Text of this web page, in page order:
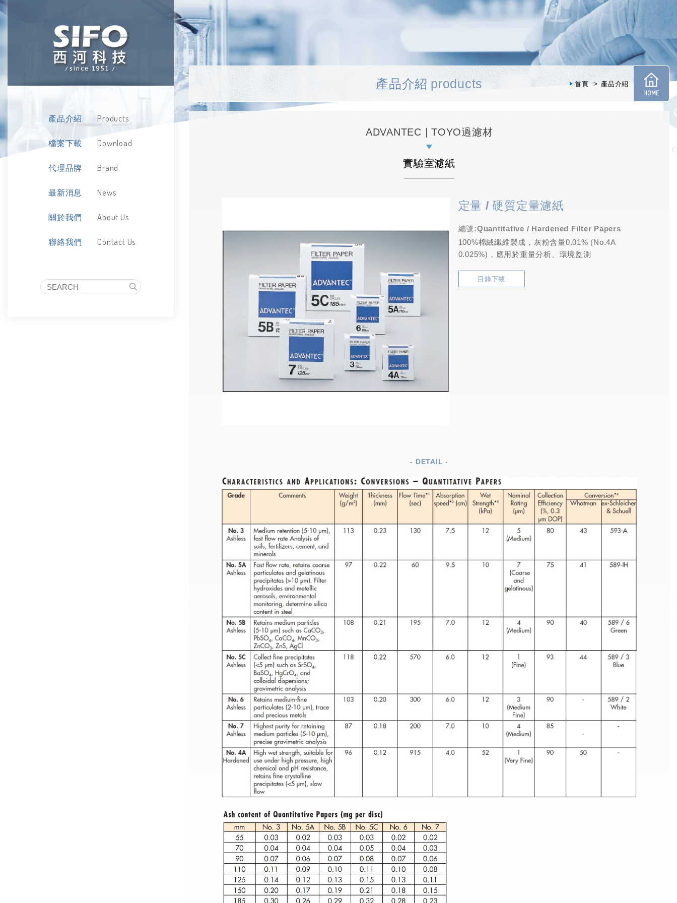
產品介紹 Products
檔案下載 Download
代理品牌 Brand
最新消息 News
關於我們 About Us
聯絡我們 Contact Us
首頁 產品介紹
產品介紹 products
ADVANTEC | TOYO過濾材
實驗室濾紙
定量 / 硬質定量濾紙
編號:Quantitative / Hardened Filter Papers
100%棉絨纖維製成，灰粉含量0.01% (No.4A
0.025%)，應用於重量分析、環境監測
目錄下載
- DETAIL -